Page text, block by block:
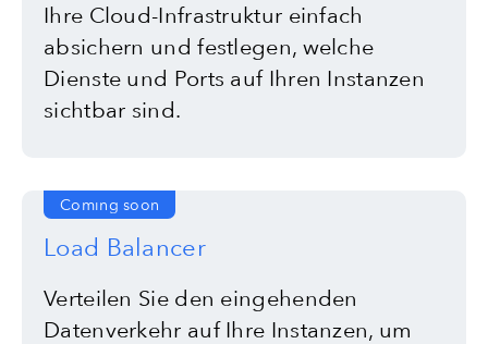
Ihre Cloud-Infrastruktur einfach
absichern und festlegen, welche
Dienste und Ports auf Ihren Instanzen
sichtbar sind.
Coming soon
Load Balancer
Verteilen Sie den eingehenden
Datenverkehr auf Ihre Instanzen, um